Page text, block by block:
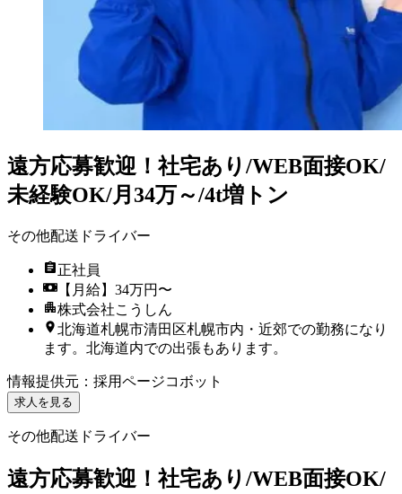
遠方応募歓迎！社宅あり/WEB面接OK/
未経験OK/月34万～/4t増トン
その他配送ドライバー
正社員
【月給】34万円〜
株式会社こうしん
北海道札幌市清田区札幌市内・近郊での勤務になり
ます。北海道内での出張もあります。
情報提供元 ： 採用ページコボット
求人を見る
その他配送ドライバー
遠方応募歓迎！社宅あり/WEB面接OK/